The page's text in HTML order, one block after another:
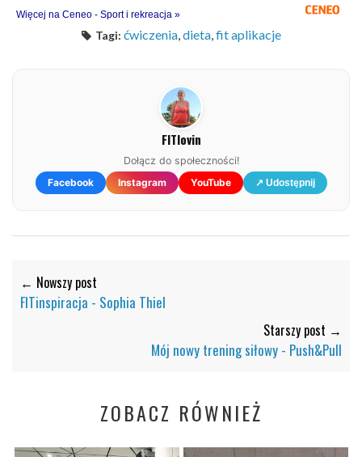
Więcej na Ceneo - Sport i rekreacja »
Tagi: ćwiczenia, dieta, fit aplikacje
FITlovin
Dołącz do społeczności!
Facebook
Instagram YouTube ↗ Udostępnij
← Nowszy post
FITinspiracja - Sophia Thiel
Starszy post →
Mój nowy trening siłowy - Push&Pull
ZOBACZ RÓWNIEŻ